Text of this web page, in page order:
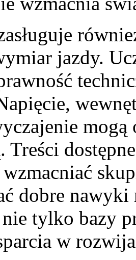
jazdy.
mogą
Treści
dobre
nie tylko bazy
w